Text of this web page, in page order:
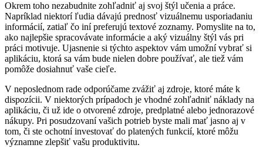
Okrem toho nezabudnite zohľadniť aj svoj štýl učenia a práce.
Napríklad niektorí ľudia dávajú prednosť vizuálnemu usporiadaniu
informácií, zatiaľ čo iní preferujú textové zoznamy. Pomyslite na to,
ako najlepšie spracovávate informácie a aký vizuálny štýl vás pri
práci motivuje. Ujasnenie si týchto aspektov vám umožní vybrať si
aplikáciu, ktorá sa vám bude nielen dobre používať, ale tiež vám
pomôže dosiahnuť vaše cieľe.
V neposlednom rade odporúčame zvážiť aj zdroje, ktoré máte k
dispozícii. V niektorých prípadoch je vhodné zohľadniť náklady na
aplikáciu, či už ide o otvorené zdroje, predplatné alebo jednorazové
nákupy. Pri posudzovaní vašich potrieb byste mali mať jasno aj v
tom, či ste ochotní investovať do platených funkcií, ktoré môžu
významne zlepšiť vašu produktivitu.